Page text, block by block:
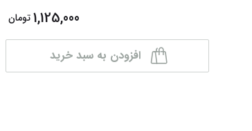
1,125,000 تومان
افزودن به سبد خرید